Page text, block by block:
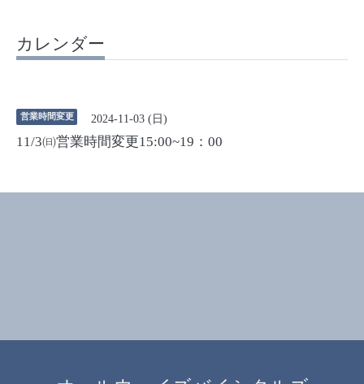
カレンダー
営業時間変更 2024-11-03 (日)
11/3㈰営業時間変更15:00~19：00